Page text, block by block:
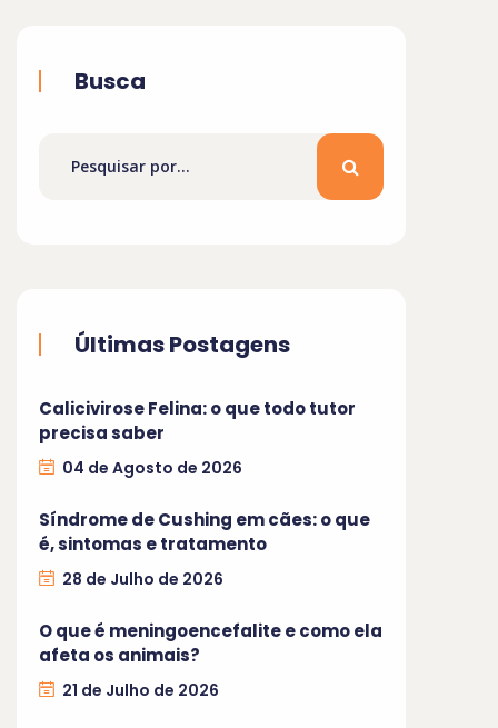
Busca
Últimas Postagens
Calicivirose Felina: o que todo tutor
precisa saber
04 de Agosto de 2026
Síndrome de Cushing em cães: o que
é, sintomas e tratamento
28 de Julho de 2026
O que é meningoencefalite e como ela
afeta os animais?
21 de Julho de 2026